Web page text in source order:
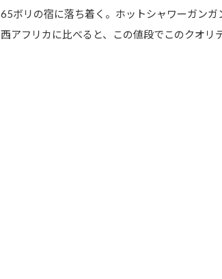
65ボリの宿に落ち着く。ホットシャワーガンガ
西アフリカに比べると、この値段でこのクオリ